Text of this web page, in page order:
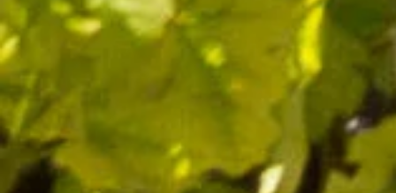
Qualité et savoir-faire
depuis 1632